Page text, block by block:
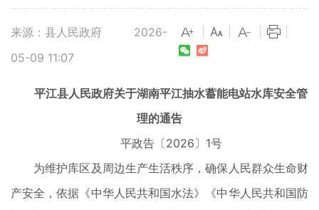
来源：县人民政府
2026-
05-09 11:07
平江县人民政府关于湖南平江抽水蓄能电站水库安全管
理的通告
平政告〔2026〕1号
为维护库区及周边生产生活秩序，确保人民群众生命财
产安全，依据《中华人民共和国水法》《中华人民共和国防